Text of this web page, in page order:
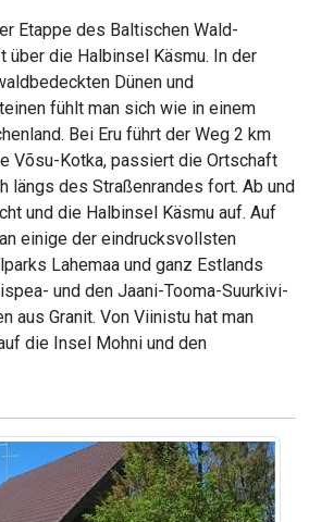
Etappe des Baltischen Wald-
über die Halbinsel Käsmu. In der
Dünen und
fühlt man sich wie in einem
Bei Eru führt der Weg 2 km
Võsu-Kotka, passiert die Ortschaft
längs des Straßenrandes fort. Ab und
und die Halbinsel Käsmu auf. Auf
einige der eindrucksvollsten
Lahemaa und ganz Estlands
und den Jaani-Tooma-Suurkivi-
aus Granit. Von Viinistu hat man
die Insel Mohni und den